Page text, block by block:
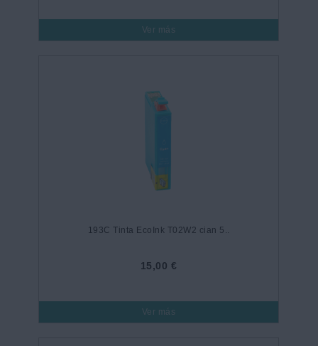
Ver más
193C Tinta EcoInk T02W2 cian 5..
15,00 €
Ver más